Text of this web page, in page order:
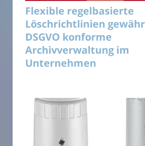
Flexible regelbasierte
Löschrichtlinien
DSGVO konforme
Archivverwaltung im
Unternehmen